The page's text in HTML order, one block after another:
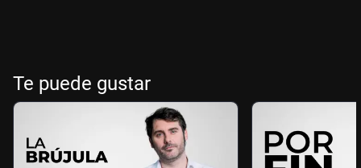
Te puede gustar